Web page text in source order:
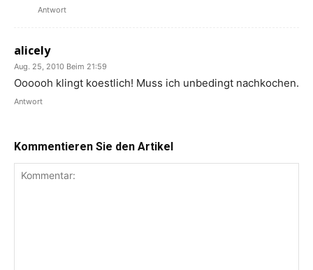
Antwort
alicely
Aug. 25, 2010 Beim 21:59
Oooooh klingt koestlich! Muss ich unbedingt nachkochen.
Antwort
Kommentieren Sie den Artikel